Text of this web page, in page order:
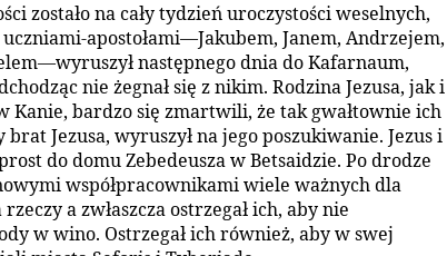
zostało na cały tydzień uroczystości weselnych,
apostołami—Jakubem, Janem, Andrzejem,
następnego dnia do Kafarnaum,
nie żegnał się z nikim. Rodzina Jezusa, jak i
Kanie, bardzo się zmartwili, że tak gwałtownie ich
brat Jezusa, wyruszył na jego poszukiwanie. Jezus i
do domu Zebedeusza w Betsaidzie. Po drodze
współpracownikami wiele ważnych dla
a zwłaszcza ostrzegał ich, aby nie
w wino. Ostrzegał ich również, aby w swej